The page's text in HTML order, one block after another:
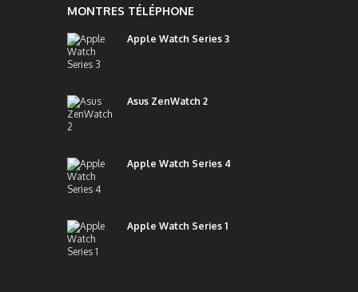
MONTRES TÉLÉPHONE
Apple Watch Series 3
Asus ZenWatch 2
Apple Watch Series 4
Apple Watch Series 1